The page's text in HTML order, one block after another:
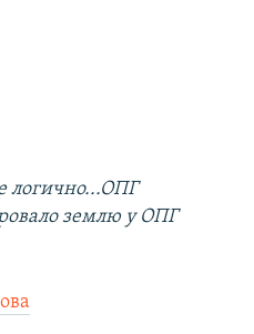
логично...ОПГ
землю у ОПГ